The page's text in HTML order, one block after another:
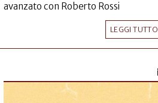
avanzato con Roberto Rossi
LEGGI TUTTO